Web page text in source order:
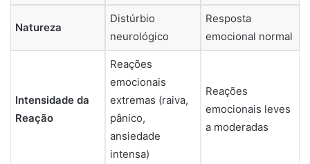
Natureza
Distúrbio
neurológico
Resposta
emocional normal
Intensidade da
Reação
Reações
emocionais
extremas (raiva,
pânico,
ansiedade
intensa)
Reações
emocionais leves
a moderadas